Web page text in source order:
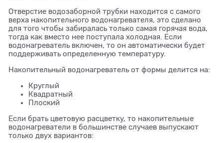
Отверстие водозаборной трубки находится с самого
верха накопительного водонагревателя, это сделано
для того чтобы забиралась только самая горячая вода,
тогда как вместо нее поступала холодная. Если
водонагреватель включен, то он автоматически будет
поддерживать определенную температуру.
Накопительный водонагреватель от формы делится на:
Круглый
Квадратный
Плоский
Если брать цветовую расцветку, то накопительные
водонагреватели в большинстве случаев выпускают
только двух вариантов: